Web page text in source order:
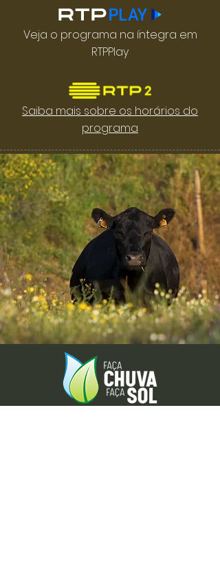
Veja o programa na íntegra em
RTPPlay
Saiba mais sobre os horários do
programa